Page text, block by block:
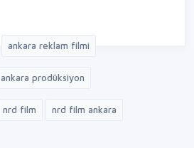
ankara reklam filmi
ankara prodüksiyon
nrd film nrd film ankara